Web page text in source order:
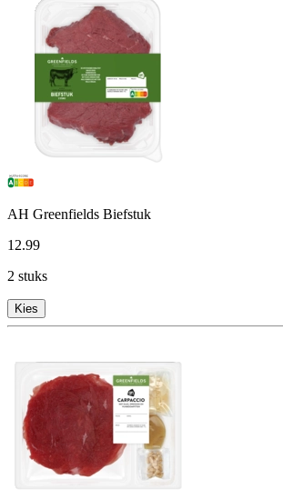
AH Greenfields Biefstuk
12.99
2 stuks
Kies